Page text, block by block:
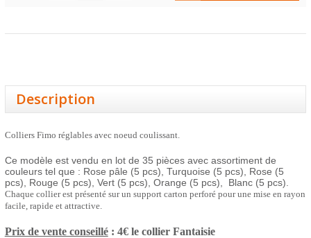
Description
Colliers Fimo réglables avec noeud coulissant.
Ce modèle est vendu en lot de 35 pièces avec assortiment de
couleurs tel que : Rose pâle (5 pcs), Turquoise (5 pcs), Rose (5
pcs), Rouge (5 pcs), Vert (5 pcs), Orange (5 pcs), Blanc (5 pcs).
Chaque collier est présenté sur un support carton perforé pour une mise en rayon
facile, rapide et attractive.
Prix de vente conseillé: 4€ le collier Fantaisie